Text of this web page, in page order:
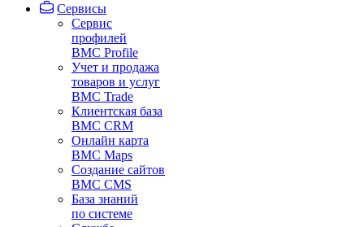
Сервисы
Сервис
профилей
BMC Profile
Учет и продажа
товаров и услуг
BMC Trade
Клиентская база
BMC CRM
Онлайн карта
BMC Maps
Создание сайтов
BMC CMS
База знаний
по системе